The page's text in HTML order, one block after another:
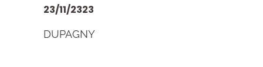
23/11/2323
DUPAGNY